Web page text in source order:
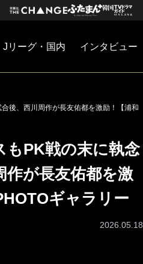
Jリーグ・国内 インタビュー
後、西川周作が長友佑都を激励！【浦和
もPK戦の末に執念
作が長友佑都を激
ギャラリー
2026.05.18